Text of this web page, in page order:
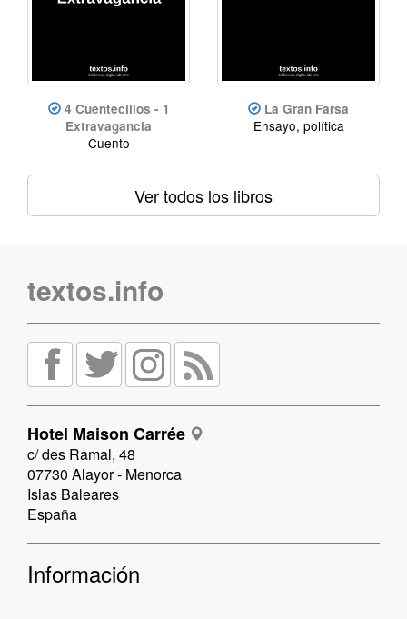
4 Cuentecillos - 1
Extravagancia
Cuento
La Gran Farsa
Ensayo, política
Ver todos los libros
textos.info
Hotel Maison Carrée
c/ des Ramal, 48
07730 Alayor - Menorca
Islas Baleares
España
Información